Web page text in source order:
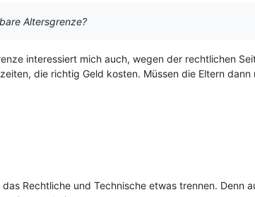
Altersgrenze?
interessiert mich auch, wegen der rechtlichen
die richtig Geld kosten. Müssen die Eltern
Rechtliche und Technische etwas trennen. Denn